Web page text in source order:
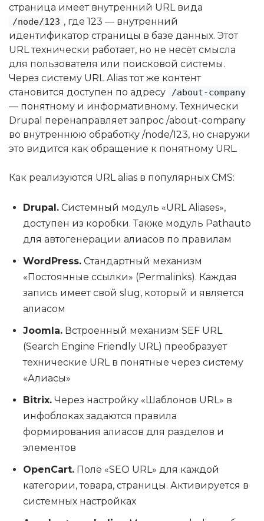
страница имеет внутренний URL вида
/node/123 , где 123 — внутренний
идентификатор страницы в базе данных. Этот
URL технически работает, но не несёт смысла
для пользователя или поисковой системы.
Через систему URL Alias тот же контент
становится доступен по адресу
/about-company
— понятному и информативному. Технически
Drupal перенаправляет запрос /about-company
во внутреннюю обработку /node/123, но снаружи
это видится как обращение к понятному URL.
Как реализуются URL alias в популярных CMS:
Drupal. Системный модуль «URL Aliases»,
доступен из коробки. Также модуль Pathauto
для автогенерации алиасов по правилам
WordPress. Стандартный механизм
«Постоянные ссылки» (Permalinks). Каждая
запись имеет свой slug, который и является
алиасом
Joomla. Встроенный механизм SEF URL
(Search Engine Friendly URL) преобразует
технические URL в понятные через систему
«Алиасы»
Bitrix. Через настройку «Шаблонов URL» в
инфоблоках задаются правила
формирования алиасов для разделов и
элементов
OpenCart. Поле «SEO URL» для каждой
категории, товара, страницы. Активируется в
системных настройках